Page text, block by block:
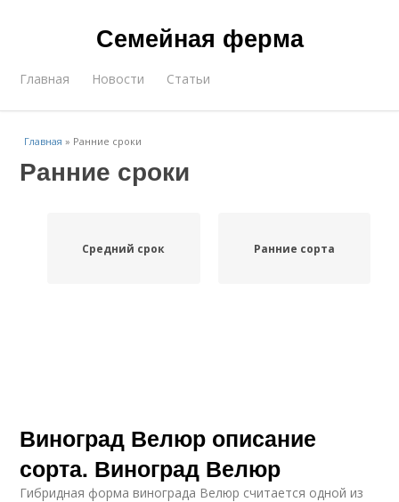
Семейная ферма
Главная Новости Статьи
Главная » Ранние сроки
Ранние сроки
Средний срок Ранние сорта
Виноград Велюр описание
сорта. Виноград Велюр
Гибридная форма винограда Велюр считается одной из